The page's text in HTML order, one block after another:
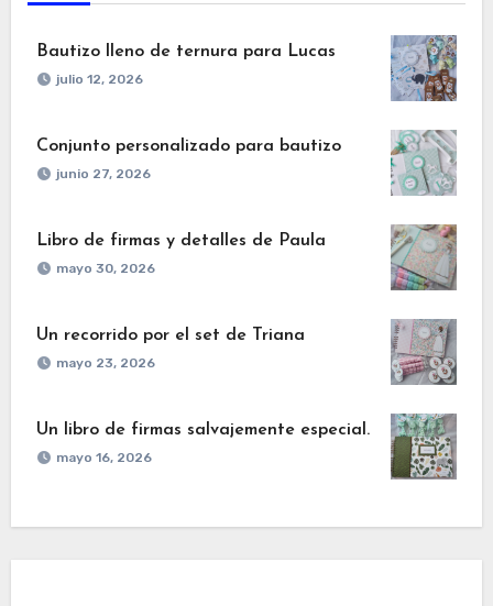
Bautizo lleno de ternura para Lucas
julio 12, 2026
Conjunto personalizado para bautizo
junio 27, 2026
Libro de firmas y detalles de Paula
mayo 30, 2026
Un recorrido por el set de Triana
mayo 23, 2026
Un libro de firmas salvajemente especial.
mayo 16, 2026